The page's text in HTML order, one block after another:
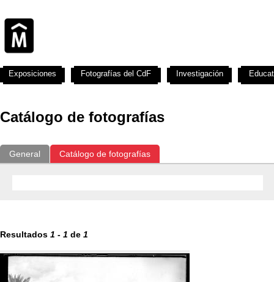
Catálogo de fotografías
General Catálogo de fotografías
Resultados 1 - 1 de 1
Exposiciones Fotografías del CdF Investigación